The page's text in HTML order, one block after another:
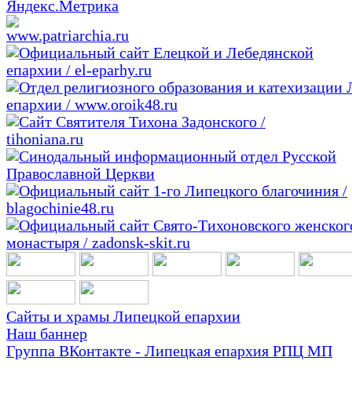
Сайты и храмы Липецкой епархии
Наш баннер
Группа ВКонтакте - Липецкая епархия РПЦ МП